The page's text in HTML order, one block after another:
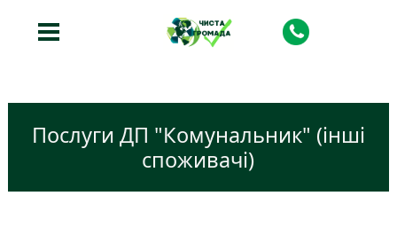
Послуги ДП "Комунальник" (інші
споживачі)